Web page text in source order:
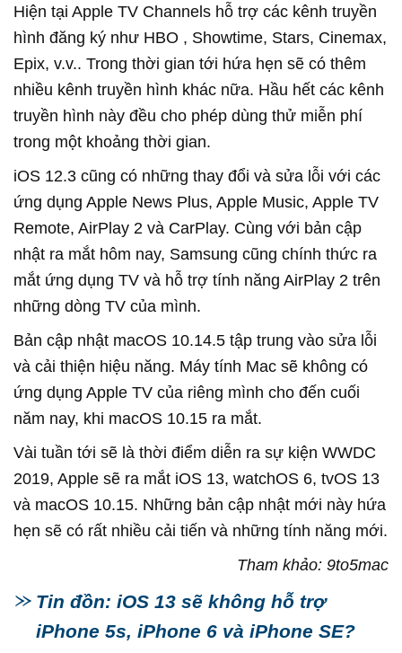
Hiện tại Apple TV Channels hỗ trợ các kênh truyền
hình đăng ký như HBO , Showtime, Stars, Cinemax,
Epix, v.v.. Trong thời gian tới hứa hẹn sẽ có thêm
nhiều kênh truyền hình khác nữa. Hầu hết các kênh
truyền hình này đều cho phép dùng thử miễn phí
trong một khoảng thời gian.
iOS 12.3 cũng có những thay đổi và sửa lỗi với các
ứng dụng Apple News Plus, Apple Music, Apple TV
Remote, AirPlay 2 và CarPlay. Cùng với bản cập
nhật ra mắt hôm nay, Samsung cũng chính thức ra
mắt ứng dụng TV và hỗ trợ tính năng AirPlay 2 trên
những dòng TV của mình.
Bản cập nhật macOS 10.14.5 tập trung vào sửa lỗi
và cải thiện hiệu năng. Máy tính Mac sẽ không có
ứng dụng Apple TV của riêng mình cho đến cuối
năm nay, khi macOS 10.15 ra mắt.
Vài tuần tới sẽ là thời điểm diễn ra sự kiện WWDC
2019, Apple sẽ ra mắt iOS 13, watchOS 6, tvOS 13
và macOS 10.15. Những bản cập nhật mới này hứa
hẹn sẽ có rất nhiều cải tiến và những tính năng mới.
Tham khảo: 9to5mac
Tin đồn: iOS 13 sẽ không hỗ trợ
iPhone 5s, iPhone 6 và iPhone SE?